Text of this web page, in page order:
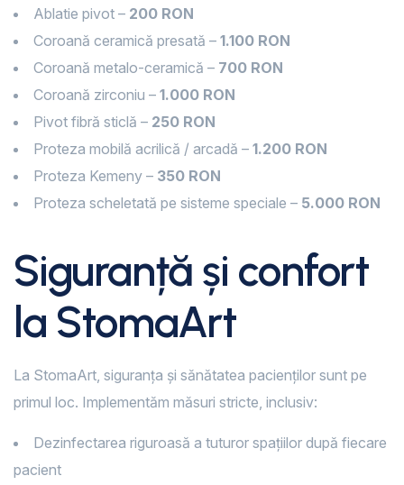
Ablatie pivot – 200 RON
Coroană ceramică presată – 1.100 RON
Coroană metalo-ceramică – 700 RON
Coroană zirconiu – 1.000 RON
Pivot fibră sticlă – 250 RON
Proteza mobilă acrilică / arcadă – 1.200 RON
Proteza Kemeny – 350 RON
Proteza scheletată pe sisteme speciale – 5.000 RON
Siguranță și confort
la StomaArt
La StomaArt, siguranța și sănătatea pacienților sunt pe
primul loc. Implementăm măsuri stricte, inclusiv:
Dezinfectarea riguroasă a tuturor spațiilor după fiecare
pacient